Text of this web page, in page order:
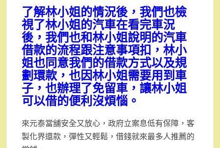
了解林小姐的情況後，我們也檢
視了林小姐的汽車在看完車況
後，我們也和林小姐說明的汽車
借款的流程跟注意事項扣，林小
姐也同意我們的借款方式以及規
劃環款，也因林小姐需要用到車
子，也辦理了免留車，讓林小姐
可以借的便利沒煩惱。
來元泰當舖安全又放心，政府立案息低有保障，客
製化界還款，彈性又輕鬆，借錢就來最多人推薦的